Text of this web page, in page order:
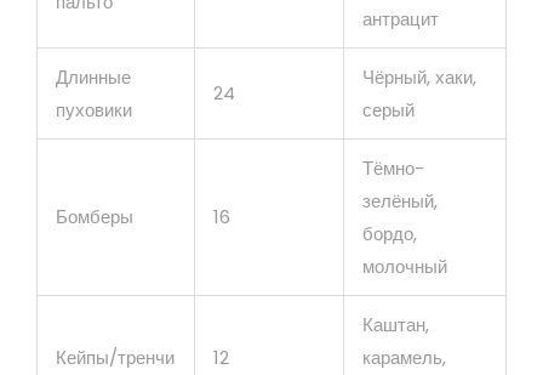
антрацит
Длинные
пуховики
24
Чёрный, хаки,
серый
Бомберы 16
Тёмно-
зелёный,
бордо,
молочный
Кейпы/тренчи 12
Каштан,
карамель,